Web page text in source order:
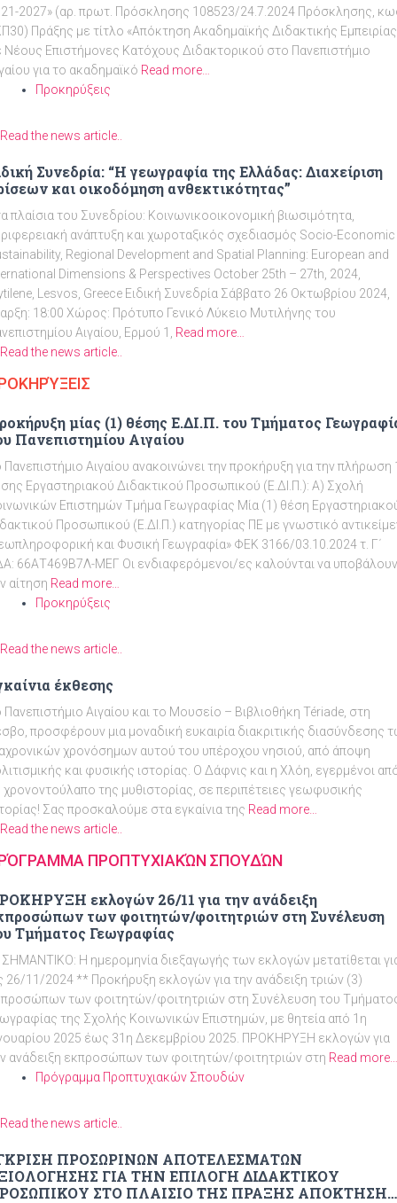
ΕΞΑΜΗΝΟ ΑΚΑΔΗΜΑΪΚΟΥ ΕΤΟΥΣ 2024-2025»
2027» (αρ. πρωτ. Πρόσκλησης 108523/24.7.2024 Πρόσκλησης,
Πράξης με τίτλο «Απόκτηση Ακαδημαϊκής Διδακτικής Εμπειρίας
Νέους Επιστήμονες Κατόχους Διδακτορικού στο Πανεπιστήμιο
για το ακαδημαϊκό Read more…
Προκηρύξεις
Read the news article..
Συνεδρία: “Η γεωγραφία της Ελλάδας: Διαχείριση
και οικοδόμηση ανθεκτικότητας”
πλαίσια του Συνεδρίου: Κοινωνικοοικονομική βιωσιμότητα,
ανάπτυξη και χωροταξικός σχεδιασμός Socio-Economic
Regional Development and Spatial Planning: European and
Dimensions & Perspectives October 25th – 27th, 2024,
Lesvos, Greece Ειδική Συνεδρία Σάββατο 26 Οκτωβρίου 2024,
18:00 Χώρος: Πρότυπο Γενικό Λύκειο Μυτιλήνης του
Αιγαίου, Ερμού 1,
Read more…
Read the news article..
(1) θέσης Ε.ΔΙ.Π. του Τμήματος Γεωγραφίας
Πανεπιστημίου Αιγαίου
Πανεπιστήμιο Αιγαίου ανακοινώνει την προκήρυξη για την πλήρωση
Εργαστηριακού Διδακτικού Προσωπικού (Ε.ΔΙ.Π.): Α) Σχολή
Επιστημών Τμήμα Γεωγραφίας Μία (1) θέση
Προσωπικού (Ε.ΔΙ.Π.) κατηγορίας ΠΕ με γνωστικό
και Φυσική Γεωγραφία» ΦΕΚ 3166/03.10.2024 τ. Γ΄
66ΑΤ469Β7Λ-ΜΕΓ Οι ενδιαφερόμενοι/ες καλούνται να υποβάλουν
αίτηση Read more…
Προκηρύξεις
Read the news article..
έκθεσης
Πανεπιστήμιο Αιγαίου και το Μουσείο – Βιβλιοθήκη Tériade, στη
προσφέρουν μια μοναδική ευκαιρία διακριτικής διασύνδεσης
χρονόσημων αυτού του υπέροχου νησιού, από άποψη
και φυσικής ιστορίας. Ο Δάφνις και η Χλόη, εγερμένοι
χρονοντούλαπο της μυθιστορίας, σε περιπέτειες γεωφυσικής
Σας προσκαλούμε στα εγκαίνια της Read more…
Read the news article..
ΠΡΟΠΤΥΧΙΑΚΏΝ ΣΠΟΥΔΏΝ
εκλογών 26/11 για την ανάδειξη
των φοιτητών/φοιτητριών στη Συνέλευση
Τμήματος Γεωγραφίας
Η ημερομηνία διεξαγωγής των εκλογών μετατίθεται
26/11/2024 ** Προκήρυξη εκλογών για την ανάδειξη τριών (3)
των φοιτητών/φοιτητριών στη Συνέλευση του
της Σχολής Κοινωνικών Επιστημών, με θητεία από 1η
2025 έως 31η Δεκεμβρίου 2025. ΠΡΟΚΗΡΥΞΗ εκλογών για
ανάδειξη εκπροσώπων των φοιτητών/φοιτητριών στη Read more…
Πρόγραμμα Προπτυχιακών Σπουδών
Read the news article..
ΠΡΟΣΩΡΙΝΩΝ ΑΠΟΤΕΛΕΣΜΑΤΩΝ
ΓΙΑ ΤΗΝ ΕΠΙΛΟΓΗ ΔΙΔΑΚΤΙΚΟΥ
ΣΤO ΠΛΑΙΣΙΟ ΤΗΣ ΠΡΑΞΗΣ ΑΠΟΚΤΗΣΗ